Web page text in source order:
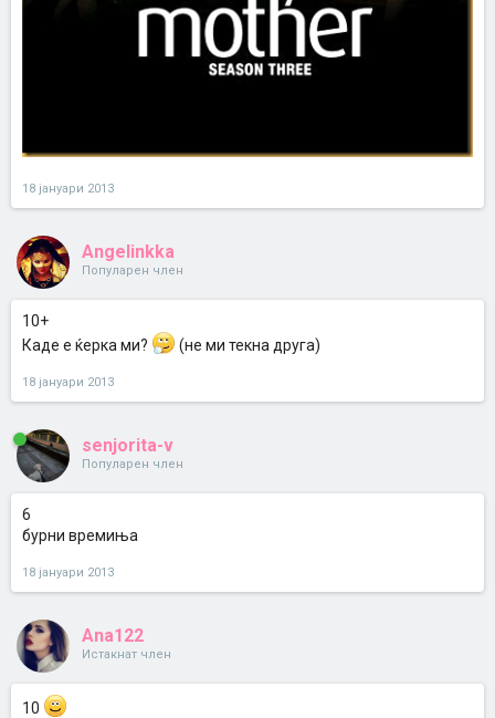
18 јануари 2013
Angelinkka
Популарен член
10+
Каде е ќерка ми?
(не ми текна друга)
18 јануари 2013
senjorita-v
Популарен член
6
бурни времиња
18 јануари 2013
Ana122
Истакнат член
10